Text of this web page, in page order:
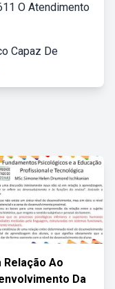
O Atendimento
Capaz De
Relação Ao
Da